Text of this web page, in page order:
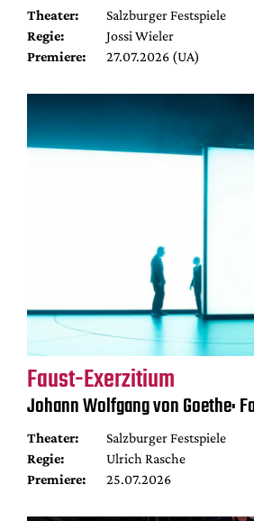
Theater:
Salzburger Festspiele
Regie:
Jossi Wieler
Premiere:
27.07.2026 (UA)
Faust-Exerzitium
Johann Wolfgang von Goethe:
Theater:
Salzburger Festspiele
Regie:
Ulrich Rasche
Premiere:
25.07.2026